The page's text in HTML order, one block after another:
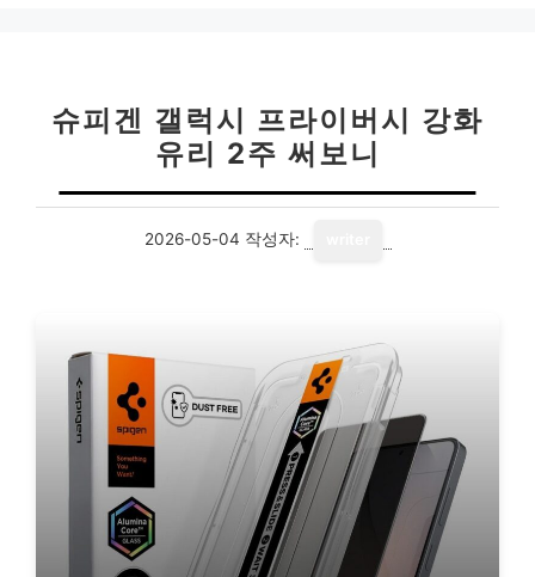
슈피겐 갤럭시 프라이버시 강화
유리 2주 써보니
2026-05-04 작성자: